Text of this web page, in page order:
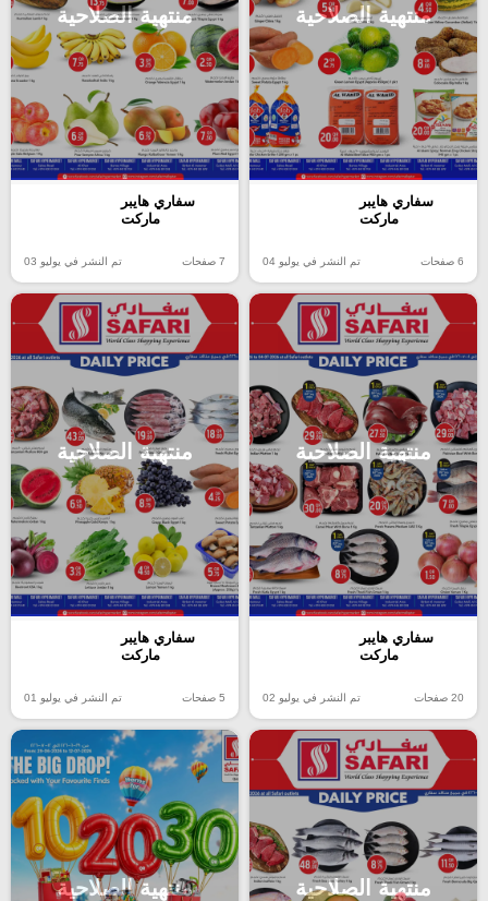
منتهية الصلاحية
سفاري هايبر
ماركت
6 صفحات تم النشر في يوليو 04
منتهية الصلاحية
سفاري هايبر
ماركت
7 صفحات تم النشر في يوليو 03
منتهية الصلاحية
سفاري هايبر
ماركت
20 صفحات تم النشر في يوليو 02
منتهية الصلاحية
سفاري هايبر
ماركت
5 صفحات تم النشر في يوليو 01
منتهية الصلاحية منتهية الصلاحية